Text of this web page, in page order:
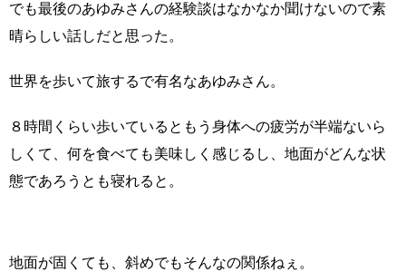
でも最後のあゆみさんの経験談はなかなか聞けないので素
晴らしい話しだと思った。
世界を歩いて旅するで有名なあゆみさん。
８時間くらい歩いているともう身体への疲労が半端ないら
しくて、何を食べても美味しく感じるし、地面がどんな状
態であろうとも寝れると。
地面が固くても、斜めでもそんなの関係ねぇ。